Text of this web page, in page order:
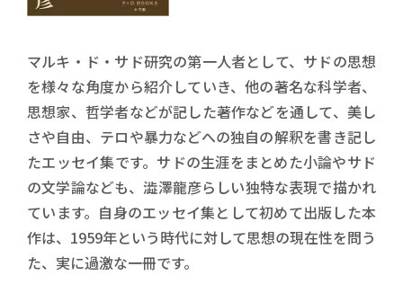
マルキ・ド・サド研究の第一人者として、サドの思想
を様々な角度から紹介していき、他の著名な科学者、
思想家、哲学者などが記した著作などを通して、美し
さや自由、テロや暴力などへの独自の解釈を書き記し
たエッセイ集です。サドの生涯をまとめた小論やサド
の文学論なども、澁澤龍彦らしい独特な表現で描かれ
ています。自身のエッセイ集として初めて出版した本
作は、1959年という時代に対して思想の現在性を問う
た、実に過激な一冊です。